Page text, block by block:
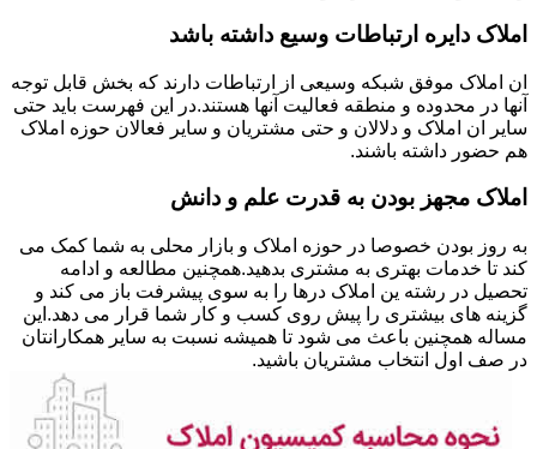
املاک دایره ارتباطات وسیع داشته باشد
ان املاک موفق شبکه وسیعی از ارتباطات دارند که بخش قابل توجه
آنها در محدوده و منطقه فعالیت آنها هستند.در این فهرست باید حتی
سایر ان املاک و دلالان و حتی مشتریان و سایر فعالان حوزه املاک
هم حضور داشته باشند.
املاک مجهز بودن به قدرت علم و دانش
به روز بودن خصوصا در حوزه املاک و بازار محلی به شما کمک می
کند تا خدمات بهتری به مشتری بدهید.همچنین مطالعه و ادامه
تحصیل در رشته ین املاک درها را به سوی پیشرفت باز می کند و
گزینه های بیشتری را پیش روی کسب و کار شما قرار می دهد.این
مساله همچنین باعث می شود تا همیشه نسبت به سایر همکارانتان
در صف اول انتخاب مشتریان باشید.